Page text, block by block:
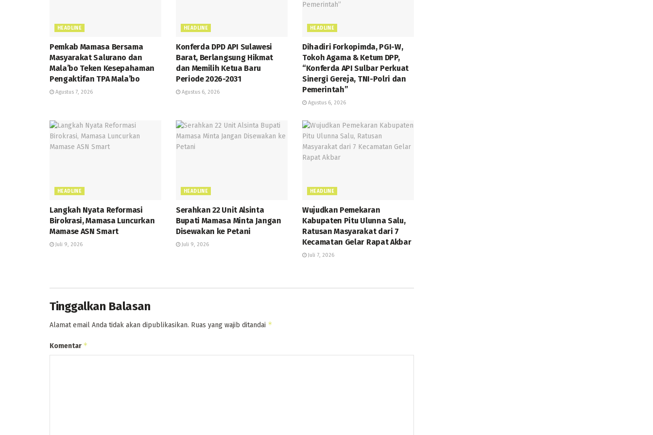
HEADLINE
Pemkab Mamasa Bersama
Masyarakat Salurano dan
Mala’bo Teken Kesepahaman
Pengaktifan TPA Mala’bo
Agustus 7, 2026
HEADLINE
Konferda DPD API Sulawesi
Barat, Berlangsung Hikmat
dan Memilih Ketua Baru
Periode 2026-2031
Agustus 6, 2026
HEADLINE
Dihadiri Forkopimda, PGI-W,
Tokoh Agama & Ketum DPP,
“Konferda API Sulbar Perkuat
Sinergi Gereja, TNI-Polri dan
Pemerintah”
Agustus 6, 2026
HEADLINE
Langkah Nyata Reformasi
Birokrasi, Mamasa Luncurkan
Mamase ASN Smart
Juli 9, 2026
HEADLINE
Serahkan 22 Unit Alsinta
Bupati Mamasa Minta Jangan
Disewakan ke Petani
Juli 9, 2026
HEADLINE
Wujudkan Pemekaran
Kabupaten Pitu Ulunna Salu,
Ratusan Masyarakat dari 7
Kecamatan Gelar Rapat Akbar
Juli 7, 2026
Tinggalkan Balasan
Alamat email Anda tidak akan dipublikasikan. Ruas yang wajib ditandai *
Komentar *